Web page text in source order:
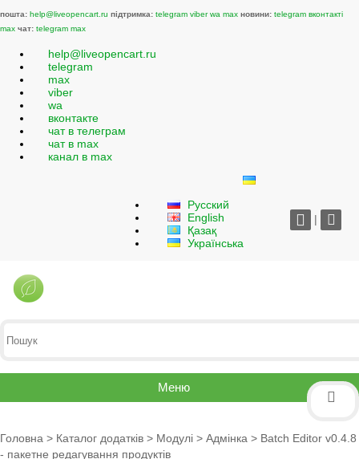
пошта: help@liveopencart.ru підтримка: telegram viber wa max новини: telegram вконтакті
max чат: telegram max
help@liveopencart.ru
telegram
max
viber
wa
вконтакте
чат в телеграм
чат в max
канал в max
Русский
English
Қазақ
Українська
|
Меню
Головна > Каталог додатків > Модулі > Адмінка > Batch Editor v0.4.8
- пакетне редагування продуктів